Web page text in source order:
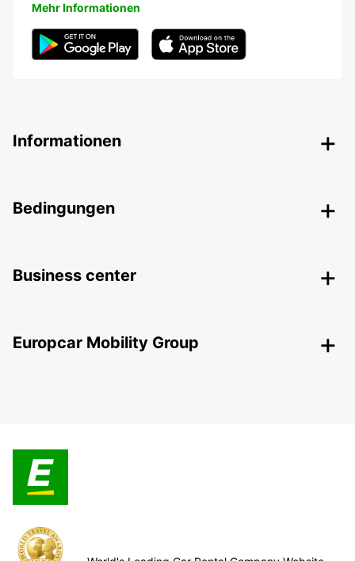
Mehr Informationen
Informationen
Bedingungen
Business center
Europcar Mobility Group